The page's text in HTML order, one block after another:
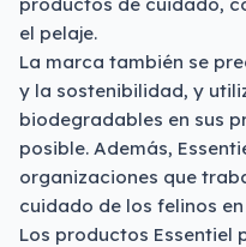
el pelaje.
La marca también se
y la sostenibilidad, y
biodegradables en sus
posible. Además,
organizaciones que
cuidado de los felinos
Los productos Essentiel